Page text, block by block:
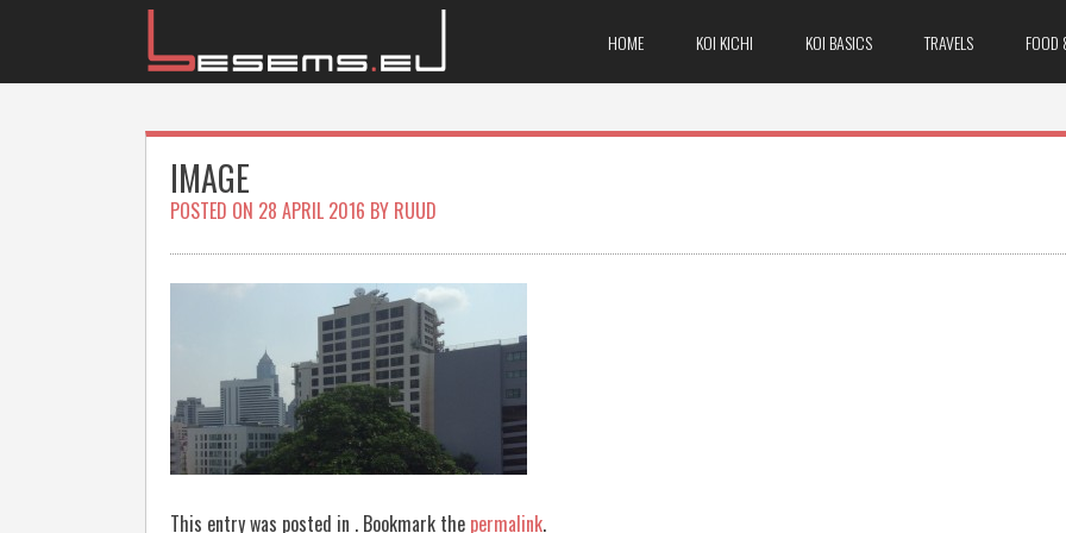
HOME KOI KICHI KOI BASICS TRAVELS FOOD
IMAGE
POSTED ON 28 APRIL 2016 BY RUUD
This entry was posted in . Bookmark the permalink.